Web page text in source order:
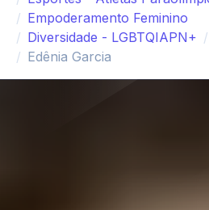
Empoderamento Feminino
Diversidade - LGBTQIAPN+
Edênia Garcia